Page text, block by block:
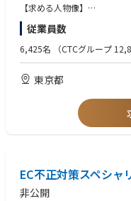
・ユーザ企業向けのソリュー
・プロジェクト計画
・進捗管理/品質管理/調達管
・上流設計（要件定義、外
・協力会社（オフショア企
【求める人物像】
・アプリケーションやソフ
があり、プロジェクトメン
・顧客や社内外メンバーと
・提案やプロジェクトを成
方
・技術的好奇心や成長意欲
従業員数
6,425名 （CTCグループ
東京都
EC不正対策スペシャ
非公開